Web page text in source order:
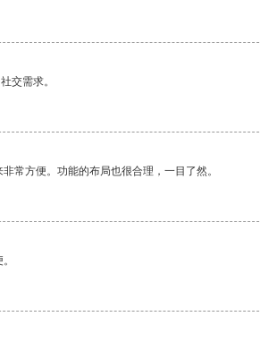
交需求。
常方便。功能的布局也很合理，一目了然。